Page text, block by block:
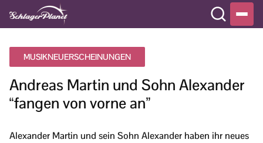
MUSIKNEUERSCHEINUNGEN
Andreas Martin und Sohn Alexander
“fangen von vorne an”
Alexander Martin und sein Sohn Alexander haben ihr neues